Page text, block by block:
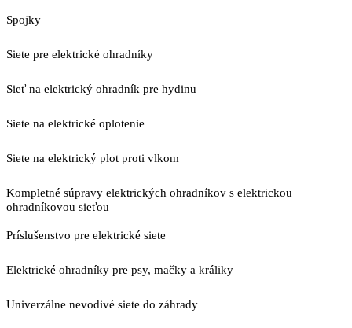
Spojky
Siete pre elektrické ohradníky
Sieť na elektrický ohradník pre hydinu
Siete na elektrické oplotenie
Siete na elektrický plot proti vlkom
Kompletné súpravy elektrických ohradníkov s elektrickou
ohradníkovou sieťou
Príslušenstvo pre elektrické siete
Elektrické ohradníky pre psy, mačky a králiky
Univerzálne nevodivé siete do záhrady